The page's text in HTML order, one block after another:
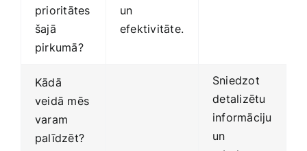
prioritātes
šajā
pirkumā?
un
efektivitāte.
Kādā
veidā mēs
‍varam
palīdzēt?
Sniedzot
⁢detalizētu
informāciju⁢
un